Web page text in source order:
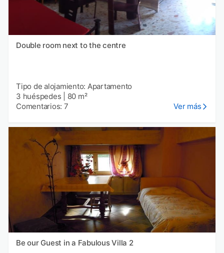
Double room next to the centre
Tipo de alojamiento: Apartamento
3 huéspedes
80 m²
Comentarios: 7
Ver más
Be our Guest in a Fabulous Villa 2